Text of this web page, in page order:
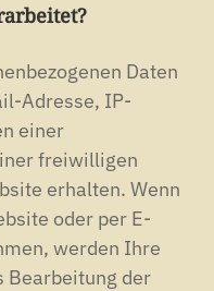
Daten
Adresse, IP-
einer
freiwilligen
erhalten. Wenn
oder per E-
werden Ihre
Bearbeitung der